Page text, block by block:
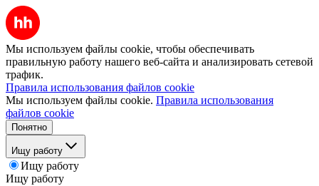
Мы используем файлы cookie, чтобы обеспечивать
правильную работу нашего веб-сайта и анализировать сетевой
трафик.
Правила использования файлов cookie
Мы используем файлы cookie. Правила использования
файлов cookie
Понятно
Ищу работу
Ищу работу
Ищу работу